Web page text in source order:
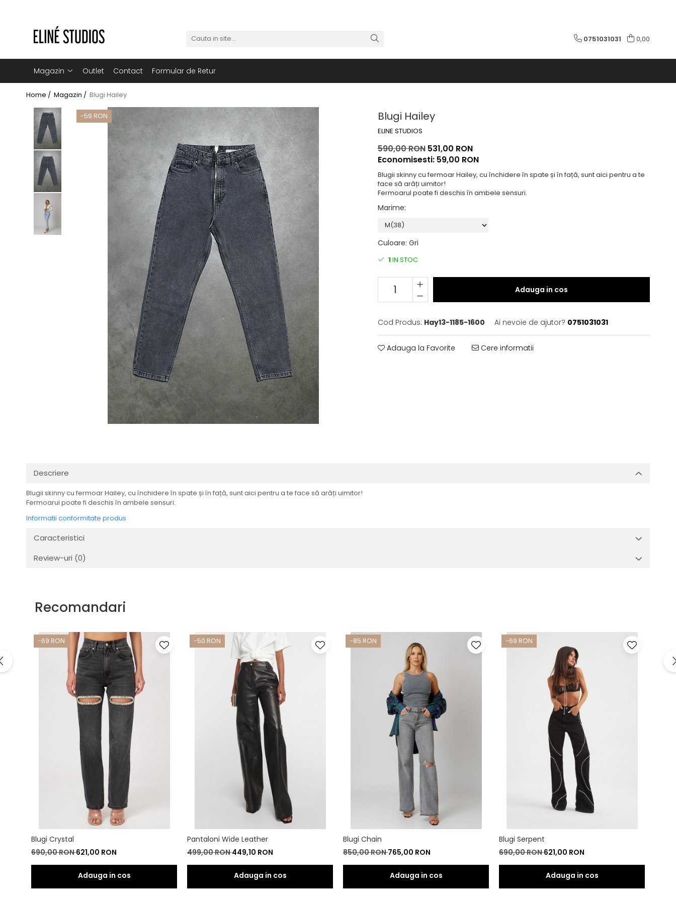
Magazin
Noutati
Rochii
Pantaloni
Jachete
Paltoane
Costume Baie
Lichidare de stoc
0751031031 0,00
Magazin Outlet Contact Formular de Retur
Home / Magazin / Blugi Hailey
Blugi Hailey
ELINE STUDIOS
-59 RON
590,00 RON 531,00 RON
Economisesti: 59,00 RON
Blugii skinny cu fermoar Hailey, cu închidere în spate și în față, sunt aici pentru a te
face să arăți uimitor!
Fermoarul poate fi deschis în ambele sensuri.
Marime:
Culoare: Gri
1IN STOC
Adauga in cos
Cod Produs: Hay13-1185-1600 Ai nevoie de ajutor? 0751031031
Adauga la Favorite Cere informatii
Descriere
Blugii skinny cu fermoar Hailey, cu închidere în spate și în față, sunt aici pentru a te face să arăți uimitor!
Fermoarul poate fi deschis în ambele sensuri.
Informatii conformitate produs
Caracteristici
Review-uri (0)
Recomandari
-69 RON
Blugi Crystal
690,00 RON621,00 RON
-50 RON
Pantaloni Wide Leather
499,00 RON449,10 RON
-85 RON
Blugi Chain
850,00 RON765,00 RON
-69 RON
Blugi Serpent
690,00 RON621,00 RON